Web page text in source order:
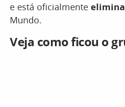
e está oficialmente
Mundo.
Veja como ficou o